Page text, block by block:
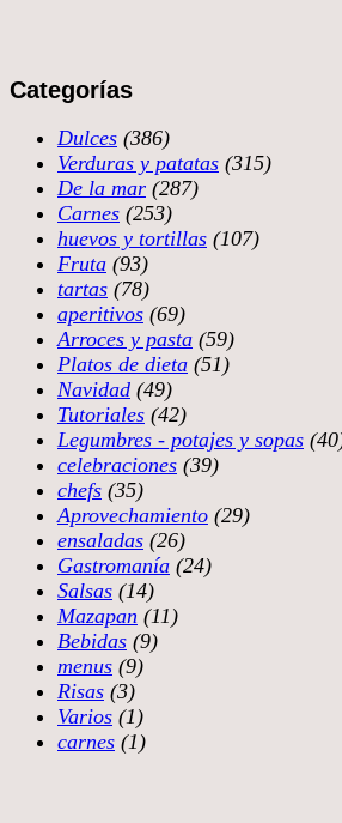
Categorías
Dulces (386)
Verduras y patatas (315)
De la mar (287)
Carnes (253)
huevos y tortillas (107)
Fruta (93)
tartas (78)
aperitivos (69)
Arroces y pasta (59)
Platos de dieta (51)
Navidad (49)
Tutoriales (42)
Legumbres - potajes y sopas
celebraciones (39)
chefs (35)
Aprovechamiento (29)
ensaladas (26)
Gastromanía (24)
Salsas (14)
Mazapan (11)
Bebidas (9)
menus (9)
Risas (3)
Varios (1)
carnes (1)